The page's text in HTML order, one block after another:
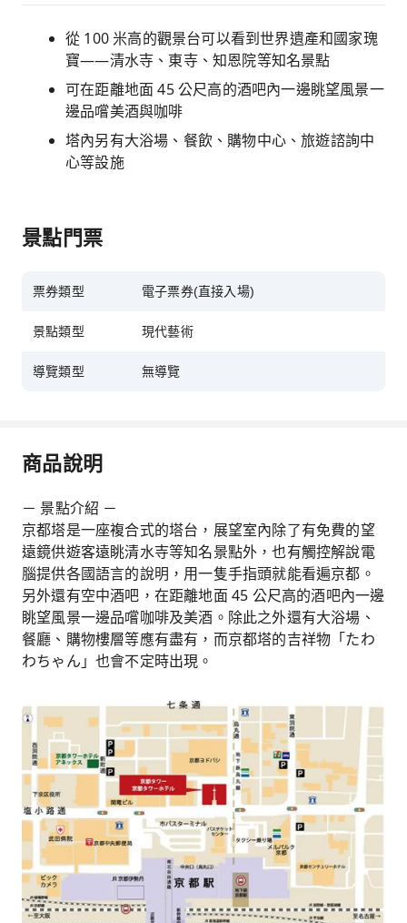
從 100 米高的觀景台可以看到世界遺產和國家瑰
寶——清水寺、東寺、知恩院等知名景點
可在距離地面 45 公尺高的酒吧內一邊眺望風景一
邊品嚐美酒與咖啡
塔內另有大浴場、餐飲、購物中心、旅遊諮詢中
心等設施
景點門票
票券類型 電子票券(直接入場)
景點類型 現代藝術
導覽類型 無導覽
商品說明
－ 景點介紹 －
京都塔是一座複合式的塔台，展望室內除了有免費的望
遠鏡供遊客遠眺清水寺等知名景點外，也有觸控解說電
腦提供各國語言的說明，用一隻手指頭就能看遍京都。
另外還有空中酒吧，在距離地面 45 公尺高的酒吧內一邊
眺望風景一邊品嚐咖啡及美酒。除此之外還有大浴場、
餐廳、購物樓層等應有盡有，而京都塔的吉祥物「たわ
わちゃん」也會不定時出現。